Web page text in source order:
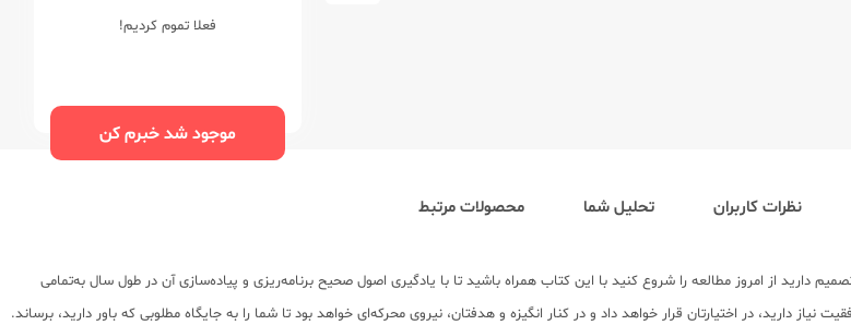
فعلا تموم کردیم!
موجود شد خبرم کن
نظرات کاربران تحلیل شما محصولات مرتبط
تصمیم دارید از امروز مطالعه را شروع کنید با این کتاب همراه باشید تا با یادگیری اصول صحیح برنامه‌ریزی و پیاده‌سازی آن در طول سال به‌تمامی
دارید، در اختیارتان قرار خواهد داد و در کنار انگیزه و هدفتان، نیروی محرکه‌ای خواهد بود تا شما را به جایگاه مطلوبی که باور دارید، برساند.